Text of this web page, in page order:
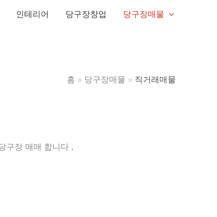
인테리어 당구장창업 당구장매물
홈 당구장매물 직거래매물
구장 매매 합니다 ,